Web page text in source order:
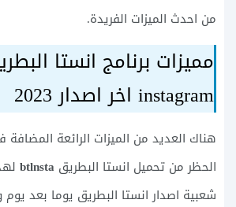
من احدث الميزات الفريدة.
instagram اخر اصدار 2023
هناك العديد من الميزات الرائعة
الحظر من تحميل انستا البطريق btlnsta
شعبية اصدار انستا البطريق يوما بعد